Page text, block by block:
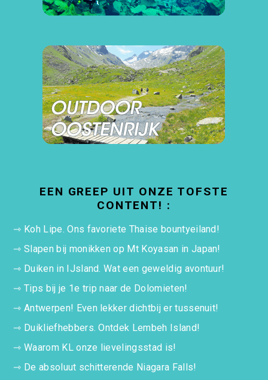
EEN GREEP UIT ONZE TOFSTE
CONTENT! :
⇾ Koh Lipe. Ons favoriete Thaise bountyeiland!
⇾Slapen bij monikken op Mt Koyasan in Japan!
⇾ Duiken in IJsland. Wat een geweldig avontuur!
⇾Tips bij je 1e trip naar de Dolomieten!
⇾Antwerpen! Even lekker dichtbij er tussenuit!
⇾ Duikliefhebbers. Ontdek Lembeh Island!
⇾Waarom KL onze lievelingsstad is!
⇾ De absoluut schitterende Niagara Falls!